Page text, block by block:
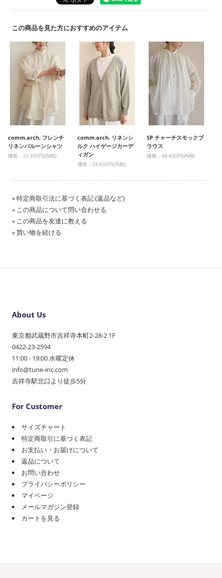
この商品を見た方におすすめのアイテム
comm.arch. フレンチ
リネンバルーンシャツ
価格：25,300円(内税)
comm.arch. リネンシ
ルク ハイゲージカーデ
ィガン
価格：28,600円(内税)
SP チャーチスモックブ
ラウス
価格：48,400円(内税)
» 特定商取引法に基づく表記 (返品など)
» この商品について問い合わせる
» この商品を友達に教える
» 買い物を続ける
About Us
東京都武蔵野市吉祥寺本町2-28-2 1F
0422-23-2594
11:00 - 19:00 水曜定休
info@tune-inc.com
吉祥寺駅北口より徒歩5分
For Customer
サイズチャート
特定商取引に基づく表記
お支払い・お届けについて
返品について
お問い合わせ
プライバシーポリシー
マイページ
メールマガジン登録
カートを見る